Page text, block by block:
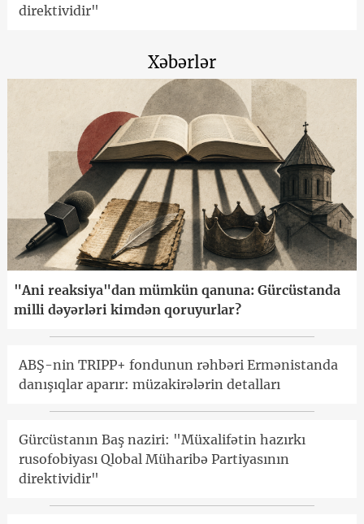
direktividir"
Xəbərlər
"Ani reaksiya"dan mümkün qanuna: Gürcüstanda
milli dəyərləri kimdən qoruyurlar?
ABŞ-nin TRIPP+ fondunun rəhbəri Ermənistanda
danışıqlar aparır: müzakirələrin detalları
Gürcüstanın Baş naziri: "Müxalifətin hazırkı
rusofobiyası Qlobal Müharibə Partiyasının
direktividir"